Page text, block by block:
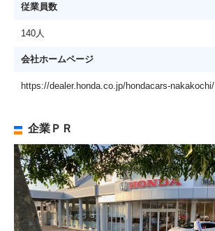
従業員数
140人
会社ホームページ
https://dealer.honda.co.jp/hondacars-nakakochi/
企業ＰＲ